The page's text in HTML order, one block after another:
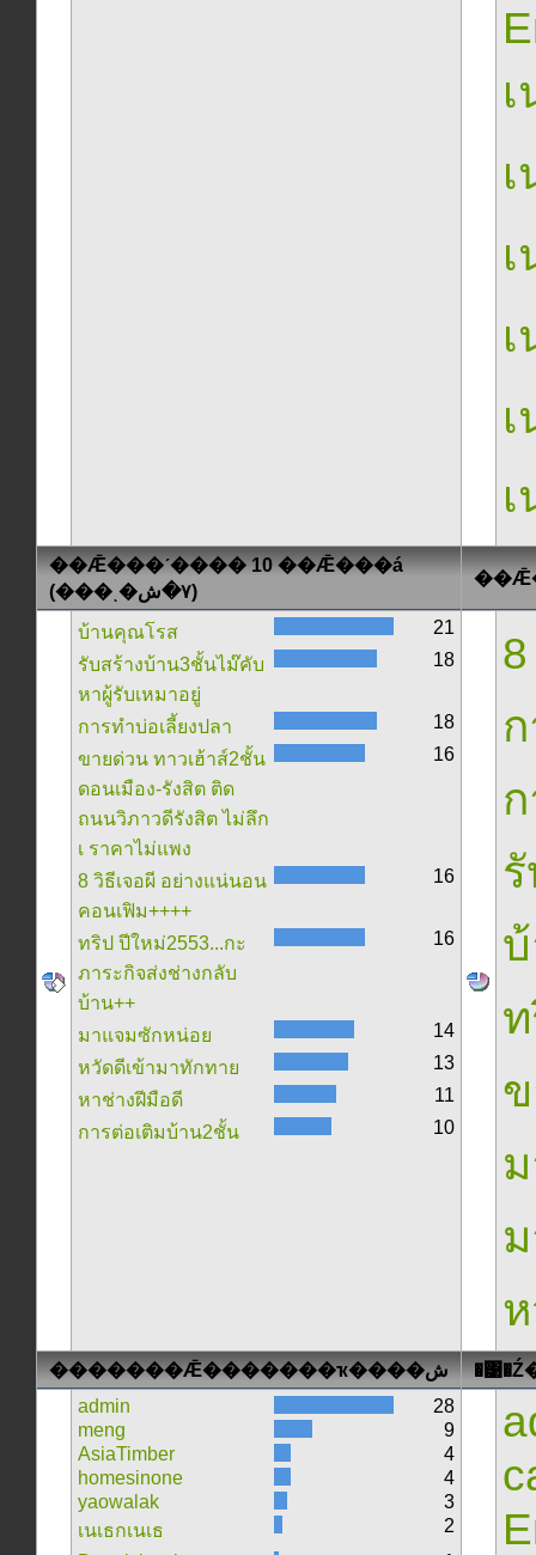
เ
เ
เ
เ
เ
เ
��Ǣ���ʹ���� 10 ��Ǣ���á
(���ͺ�٧�ش)
บ้านคุณโรส
21
รับสร้างบ้าน3ชั้นไม๊คับ
หาผู้รับเหมาอยู่
18
การทำบ่อเลี้ยงปลา
18
ขายด่วน ทาวเฮ้าส์2ชั้น
ดอนเมือง-รังสิต ติด
ถนนวิภาวดีรังสิต ไม่ลึก
เ ราคาไม่แพง
16
8 วิธีเจอผี อย่างแน่นอน
คอนเฟิม++++
16
ทริป ปีใหม่2553...กะ
ภาระกิจส่งช่างกลับ
บ้าน++
16
มาแจมซักหน่อย
14
หวัดดีเข้ามาทักทาย
13
หาช่างฝีมือดี
11
การต่อเติมบ้าน2ชั้น
10
�������Ǣ�������ҡ����ش
admin
28
meng
9
AsiaTimber
4
homesinone
4
yaowalak
3
เนเธกเนเธ
2